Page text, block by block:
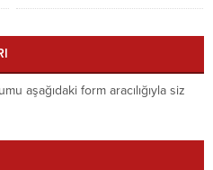
aşağıdaki form aracılığıyla siz